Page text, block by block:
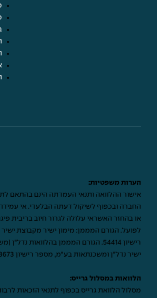
הערות משפטיות:
אישור ההלוואה ותנאי העמדתה הינם בהתאם
החברה ובכפוף לשיקול דעתה הבלעדי. אי
או בהחזר האשראי עלולה לגרור חיוב בריבית
רישיון 54414. הגורם המממן בהלוואות
ישיר נדל"ן ומשכנתאות בע"מ, מספר רישיון 63673.
הלוואות במסלול גרייס:
מסלול הלוואת גרייס בכפוף לתנאי הזכאות